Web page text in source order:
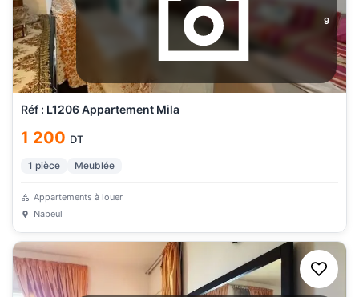
9
Réf : L1206 Appartement Mila
1 200 DT
1 pièce Meublée
Appartements à louer
Nabeul